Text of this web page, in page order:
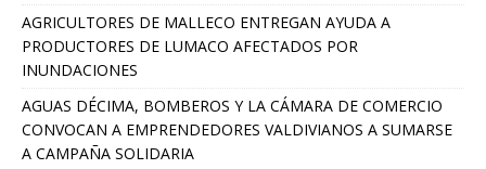
AGRICULTORES DE MALLECO ENTREGAN AYUDA A
PRODUCTORES DE LUMACO AFECTADOS POR
INUNDACIONES
AGUAS DÉCIMA, BOMBEROS Y LA CÁMARA DE COMERCIO
CONVOCAN A EMPRENDEDORES VALDIVIANOS A SUMARSE
A CAMPAÑA SOLIDARIA